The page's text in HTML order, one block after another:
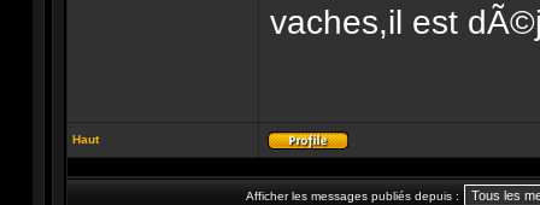
vaches,il est
Haut
Profil
Afficher les messages publiés depuis :